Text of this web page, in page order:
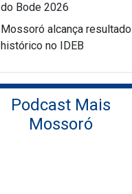
do Bode 2026
Mossoró alcança resultado
histórico no IDEB
Podcast Mais
Mossoró